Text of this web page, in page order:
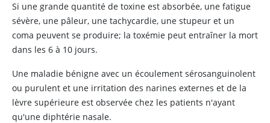
Si une grande quantité de toxine est absorbée, une fatigue
sévère, une pâleur, une tachycardie, une stupeur et un
coma peuvent se produire; la toxémie peut entraîner la mort
dans les 6 à 10 jours.
Une maladie bénigne avec un écoulement sérosanguinolent
ou purulent et une irritation des narines externes et de la
lèvre supérieure est observée chez les patients n'ayant
qu'une diphtérie nasale.